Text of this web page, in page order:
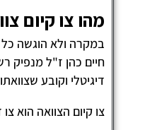
צו קיום צוואה
ולא הוגשה כל
כהן ז"ל מנפיק רשם
וקובע שצוואתו של
קיום הצוואה הוא צו דיגיטלי